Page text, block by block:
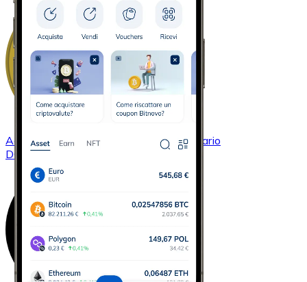
AcquistareDogecoin
con bonifico bancario
DOGE